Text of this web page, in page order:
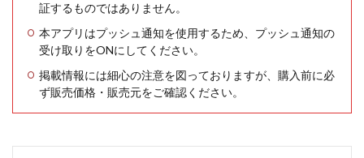
証するものではありません。
本アプリはプッシュ通知を使用するため、プッシュ通知の
受け取りをONにしてください。
掲載情報には細心の注意を図っておりますが、購入前に必
ず販売価格・販売元をご確認ください。